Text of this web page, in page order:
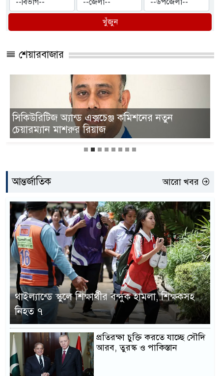
খুঁজুন
শেয়ারবাজার
সিকিউরিটিজ অ্যান্ড এক্সচেঞ্জ কমিশনের নতুন
চেয়ারম্যান মাশরুর রিয়াজ
আন্তর্জাতিক আরো খবর
থাইল্যান্ডে স্কুলে শিক্ষার্থীর বন্দুক হামলা, শিক্ষকসহ
নিহত ৭
প্রতিরক্ষা চুক্তি করতে যাচ্ছে সৌদি
আরব, তুরস্ক ও পাকিস্তান